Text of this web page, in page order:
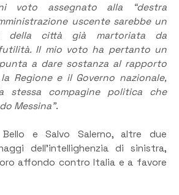
voto assegnato alla “destra
uscente sarebbe un
della città già martoriata da
Il mio voto ha pertanto un
a dare sostanza al rapporto
Regione e il Governo nazionale,
stessa compagine politica che
Messina”.
e Salvo Salerno, altre due
dell’intellighenzia di sinistra,
affondo contro Italia e a favore